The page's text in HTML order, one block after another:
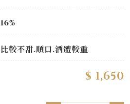
16%
比較不甜.順口.酒體較重
$ 1,650